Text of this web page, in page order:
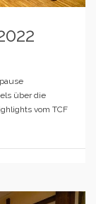
über die
vom TCF